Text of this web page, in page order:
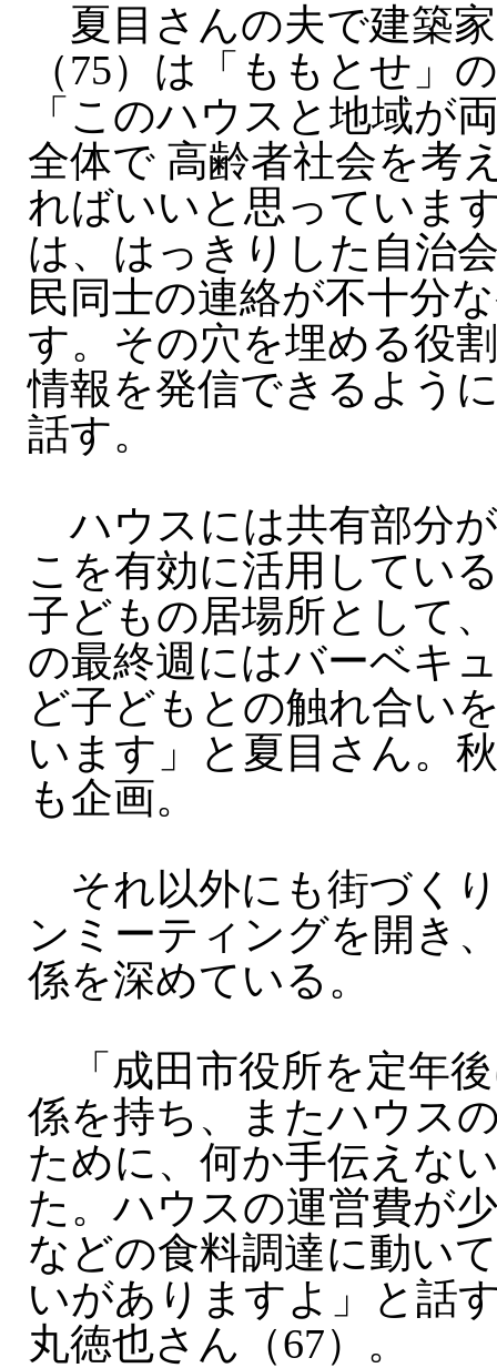
夏目さんの夫で建築
（75）は「ももとせ」
「このハウスと地域が
全体で 高齢者社会を考
ればいいと思っていま
は、はっきりした自治
民同士の連絡が不十分
す。その穴を埋める役
情報を発信できるよう
話す。
ハウスには共有部分
こを有効に活用してい
子どもの居場所として
の最終週にはバーベキ
ど子どもとの触れ合い
います」と夏目さん。
も企画。
それ以外にも街づく
ンミーティングを開き
係を深めている。
「成田市役所を定年
係を持ち、またハウス
ために、何か手伝えな
た。ハウスの運営費が
などの食料調達に動い
いがありますよ」と話
丸徳也さん（67）。